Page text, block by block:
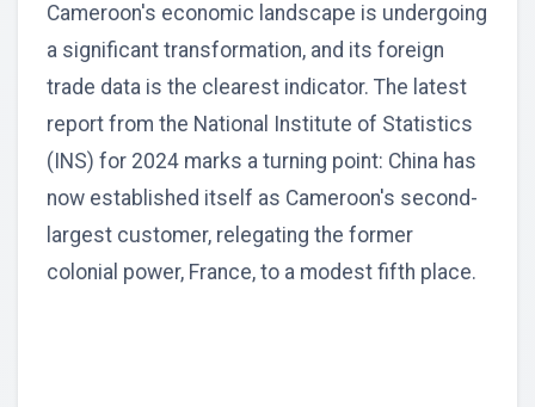
Cameroon's economic landscape is undergoing
a significant transformation, and its foreign
trade data is the clearest indicator. The latest
report from the National Institute of Statistics
(INS) for 2024 marks a turning point: China has
now established itself as Cameroon's second-
largest customer, relegating the former
colonial power, France, to a modest fifth place.